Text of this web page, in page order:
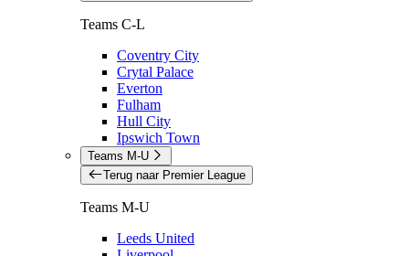
Teams C-L
Coventry City
Crytal Palace
Everton
Fulham
Hull City
Ipswich Town
Teams M-U
Terug naar Premier League
Teams M-U
Leeds United